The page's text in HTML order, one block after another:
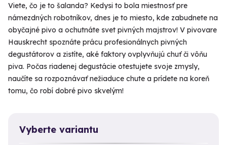
Viete, čo je to šalanda? Kedysi to bola miestnosť pre
námezdných robotníkov, dnes je to miesto, kde zabudnete na
obyčajné pivo a ochutnáte svet pivných majstrov! V pivovare
Hauskrecht spoznáte prácu profesionálnych pivných
degustátorov a zistíte, aké faktory ovplyvňujú chuť či vôňu
piva. Počas riadenej degustácie otestujete svoje zmysly,
naučíte sa rozpoznávať nežiaduce chute a prídete na koreň
tomu, čo robí dobré pivo skvelým!
Vyberte variantu